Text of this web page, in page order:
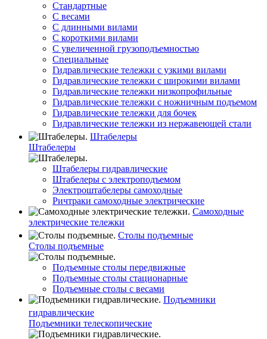
Стандартные
С весами
С длинными вилами
С короткими вилами
С увеличенной грузоподъемностью
Специальные
Гидравлические тележки с узкими вилами
Гидравлические тележки с широкими вилами
Гидравлические тележки низкопрофильные
Гидравлические тележки с ножничным подъемом
Гидравлические тележки для бочек
Гидравлические тележки из нержавеющей стали
Штабелеры
Штабелеры
Штабелеры гидравлические
Штабелеры с электроподъемом
Электроштабелеры самоходные
Ричтраки самоходные электрические
Самоходные
электрические тележки
Столы подъемные
Столы подъемные
Подъемные столы передвижные
Подъемные столы стационарные
Подъемные столы с весами
Подъемники
гидравлические
Подъемники телескопические